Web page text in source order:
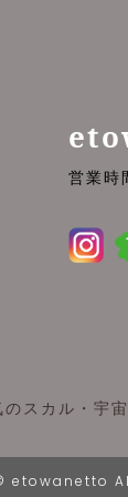
営業
スカル・宇
etowanetto